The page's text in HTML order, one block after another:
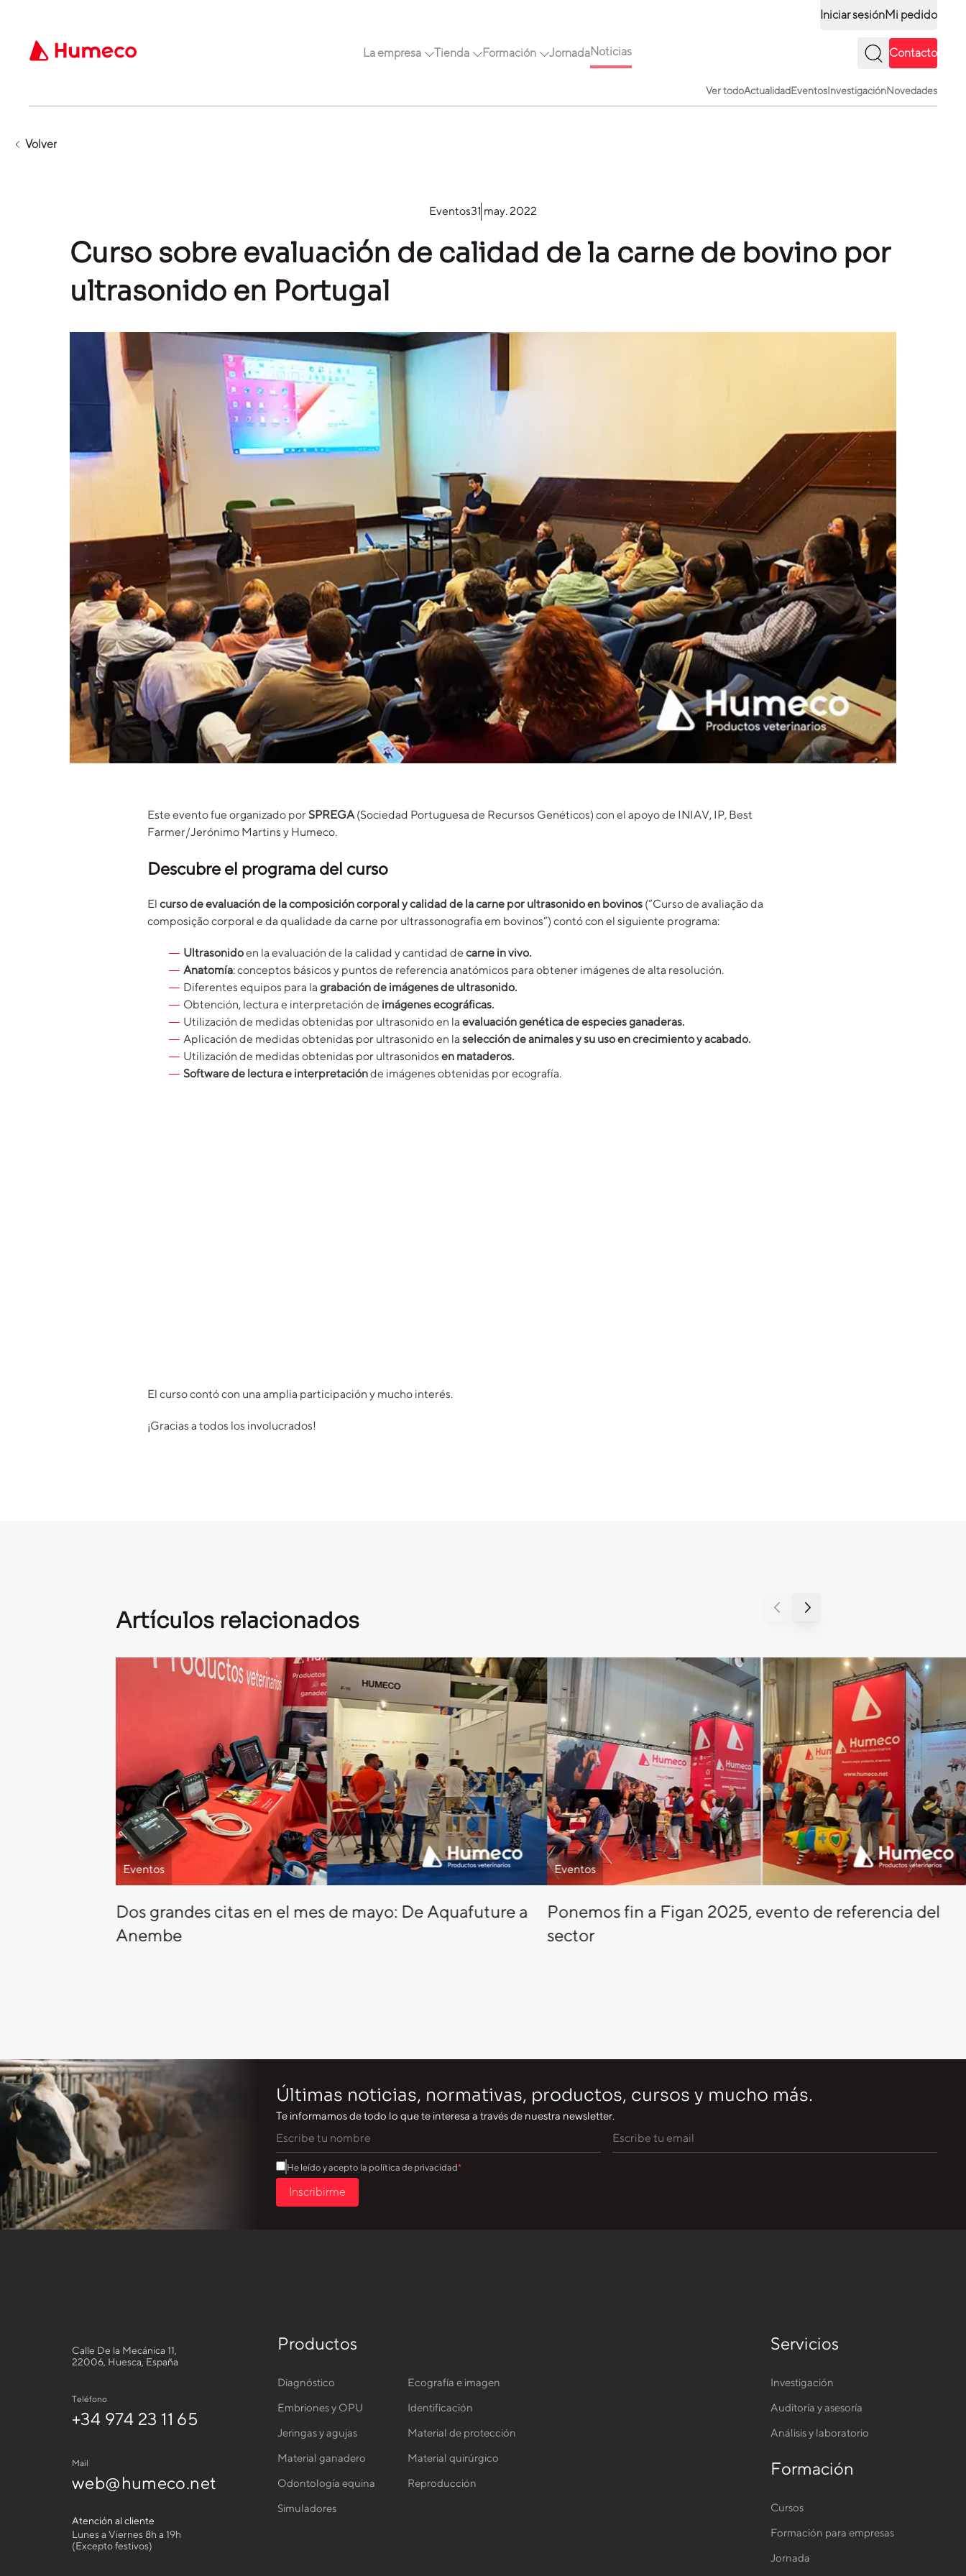
Iniciar sesiónMi pedido
La empresa Tienda Formación JornadaNoticias Contacto
Ver todoActualidadEventosInvestigaciónNovedades
Volver
Eventos31 may. 2022
Curso sobre evaluación de calidad de la carne de bovino por
ultrasonido en Portugal
Este evento fue organizado porSPREGA(Sociedad Portuguesa de Recursos Genéticos) con el apoyo de INIAV, IP, Best
Farmer/Jerónimo Martins y Humeco.
Descubre el programa del curso
El curso de evaluación de la composición corporal y calidad de la carne por ultrasonido en bovinos (“Curso de avaliação da
composição corporal e da qualidade da carne por ultrassonografia em bovinos”) contó con el siguiente programa:
Ultrasonidoen la evaluación de la calidad y cantidad de carne in vivo.
Anatomía: conceptos básicos y puntos de referencia anatómicos para obtener imágenes de alta resolución.
Diferentes equipos para la grabación de imágenes de ultrasonido.
Obtención, lectura e interpretación de imágenes ecográficas.
Utilización de medidas obtenidas por ultrasonido en la evaluación genética de especies ganaderas.
Aplicación de medidas obtenidas por ultrasonido en la selección de animales y su uso en crecimiento y acabado.
Utilización de medidas obtenidas por ultrasonidos en mataderos.
Software de lectura e interpretaciónde imágenes obtenidas por ecografía.
El curso contó con una amplia participación y mucho interés.
¡Gracias a todos los involucrados!
Artículos relacionados
Eventos
Dos grandes citas en el mes de mayo: De Aquafuture a
Anembe
Eventos
Ponemos fin a Figan 2025, evento de referencia del
sector
Últimas noticias, normativas, productos, cursos y mucho más.
Te informamos de todo lo que te interesa a través de nuestra newsletter.
He leído y acepto la política de privacidad
Inscribirme
Calle De la Mecánica 11,
22006, Huesca, España
Teléfono
+34 974 23 11 65
Mail
web@humeco.net
Atención al cliente
Lunes a Viernes 8h a 19h
(Excepto festivos)
Productos
Diagnóstico Ecografía e imagen
Embriones y OPU Identificación
Jeringas y agujas Material de protección
Material ganadero Material quirúrgico
Odontología equina Reproducción
Simuladores
Servicios
Investigación
Auditoría y asesoría
Análisis y laboratorio
Formación
Cursos
Formación para empresas
Jornada